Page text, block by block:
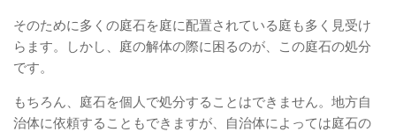
そのために多くの庭石を庭に配置されている庭も多く見受け
らます。しかし、庭の解体の際に困るのが、この庭石の処分
です。
もちろん、庭石を個人で処分することはできません。地方自
治体に依頼することもできますが、自治体によっては庭石の